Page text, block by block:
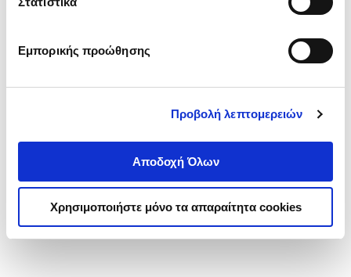
Εμπορικής προώθησης
Προβολή λεπτομερειών
Αποδοχή Όλων
Χρησιμοποιήστε μόνο τα απαραίτητα cookies